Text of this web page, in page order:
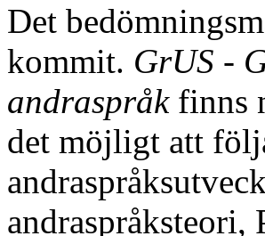
Det
kommit. GrUS -
andraspråkfinns
det möjligt att
andraspråksteori,